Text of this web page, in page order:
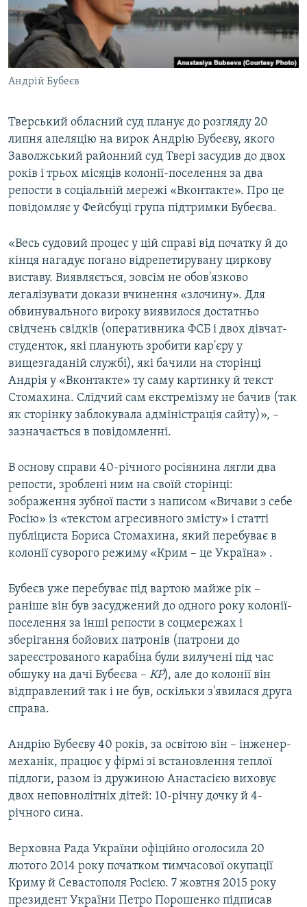
ВІДЕОУРОКИ «ELIFBE»
СВІДЧЕННЯ ОКУПАЦІЇ
УКРАЇНСЬКА ПРОБЛЕМА КРИМУ
ІНФОГРАФІКА
Русский
Qırımtatar
ДОЛУЧАЙСЯ!
Усі сайти RFE/RL
Андрій Бубеєв
Тверський обласний суд планує до розгляду 20
липня апеляцію на вирок Андрію Бубеєву, якого
Заволжський районний суд Твері засудив до двох
років і трьох місяців колонії-поселення за два
репости в соціальній мережі «Вконтакте». Про це
повідомляє у Фейсбуці група підтримки Бубеєва.
«Весь судовий процес у цій справі від початку й до
кінця нагадує погано відрепетирувану циркову
виставу. Виявляється, зовсім не обов'язково
легалізувати докази вчинення «злочину». Для
обвинувального вироку виявилося достатньо
свідчень свідків (оперативника ФСБ і двох дівчат-
студенток, які планують зробити кар'єру у
вищезгаданій службі), які бачили на сторінці
Андрія у «Вконтакте» ту саму картинку й текст
Стомахина. Слідчий сам екстремізму не бачив (так
як сторінку заблокувала адміністрація сайту)», –
зазначається в повідомленні.
В основу справи 40-річного росіянина лягли два
репости, зроблені ним на своїй сторінці:
зображення зубної пасти з написом «Вичави з себе
Росію» із «текстом агресивного змісту» і статті
публіциста Бориса Стомахина, який перебуває в
колонії суворого режиму «Крим – це Україна» .
Бубеєв уже перебуває під вартою майже рік –
раніше він був засуджений до одного року колонії-
поселення за інші репости в соцмережах і
зберігання бойових патронів (патрони до
зареєстрованого карабіна були вилучені під час
обшуку на дачі Бубеєва – КР), але до колонії він
відправлений так і не був, оскільки з'явилася друга
справа.
Андрію Бубеєву 40 років, за освітою він – інженер-
механік, працює у фірмі зі встановлення теплої
підлоги, разом із дружиною Анастасією виховує
двох неповнолітніх дітей: 10-річну дочку й 4-
річного сина.
Верховна Рада України офіційно оголосила 20
лютого 2014 року початком тимчасової окупації
Криму й Севастополя Росією. 7 жовтня 2015 року
президент України Петро Порошенко підписав